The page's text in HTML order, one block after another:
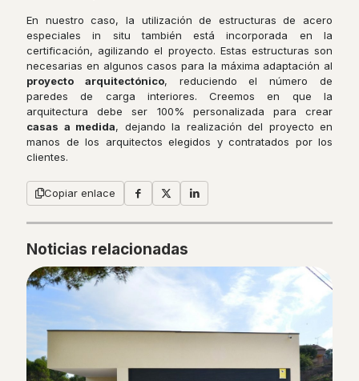
En nuestro caso, la utilización de estructuras de acero
especiales in situ también está incorporada en la
certificación, agilizando el proyecto. Estas estructuras son
necesarias en algunos casos para la máxima adaptación al
proyecto arquitectónico, reduciendo el número de
paredes de carga interiores. Creemos en que la
arquitectura debe ser 100% personalizada para crear
casas a medida, dejando la realización del proyecto en
manos de los arquitectos elegidos y contratados por los
clientes.
Copiar enlace
Noticias relacionadas